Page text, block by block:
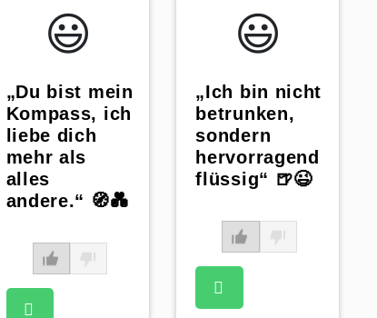
😃️
„Du bist mein
Kompass, ich
liebe dich
mehr als
alles
andere.“ 🧭💑
😃️
„Ich bin nicht
betrunken,
sondern
hervorragend
flüssig“ 🍺😉